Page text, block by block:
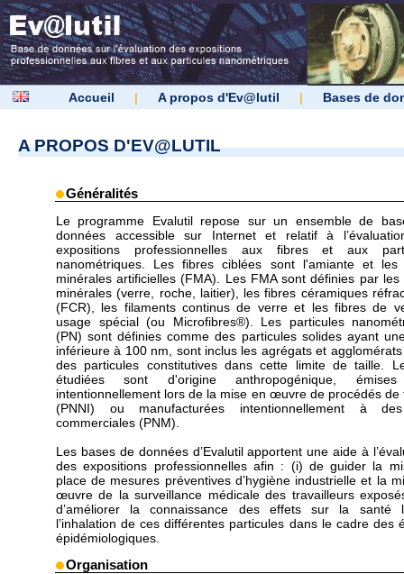
Accueil | A propos d'Ev@lutil | Bases de
A PROPOS D'EV@LUTIL
Généralités
Le programme Evalutil repose sur un ensemble de
données accessible sur Internet et relatif à
expositions professionnelles aux fibres et aux
nanométriques. Les fibres ciblées sont l'amiante et les
minérales artificielles (FMA). Les FMA sont définies par les
minérales (verre, roche, laitier), les fibres céramiques
(FCR), les filaments continus de verre et les fibres de
usage spécial (ou Microfibres®). Les particules
(PN) sont définies comme des particules solides ayant
inférieure à 100 nm, sont inclus les agrégats et
des particules constitutives dans cette limite de taille.
étudiées sont d'origine anthropogénique,
intentionnellement lors de la mise en œuvre de procédés de
(PNNI) ou manufacturées intentionnellement à
commerciales (PNM).
Les bases de données d’Evalutil apportent une aide à
des expositions professionnelles afin : (i) de guider la
place de mesures préventives d’hygiène industrielle et la
œuvre de la surveillance médicale des travailleurs
d’améliorer la connaissance des effets sur la santé
l’inhalation de ces différentes particules dans le cadre des
épidémiologiques.
Organisation